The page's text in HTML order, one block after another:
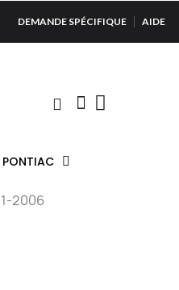
DEMANDE SPÉCIFIQUE AIDE
PONTIAC
2006